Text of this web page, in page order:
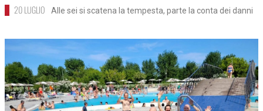
20 LUGLIO Alle sei si scatena la tempesta, parte la conta dei danni